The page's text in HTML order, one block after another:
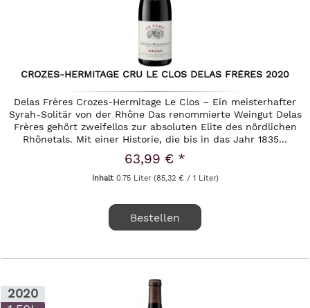
CROZES-HERMITAGE CRU LE CLOS DELAS FRÈRES 2020
Delas Frères Crozes-Hermitage Le Clos – Ein meisterhafter
Syrah-Solitär von der Rhône Das renommierte Weingut Delas
Frères gehört zweifellos zur absoluten Elite des nördlichen
Rhônetals. Mit einer Historie, die bis in das Jahr 1835...
63,99 € *
Inhalt 0.75 Liter (85,32 € / 1 Liter)
Bestellen
2020